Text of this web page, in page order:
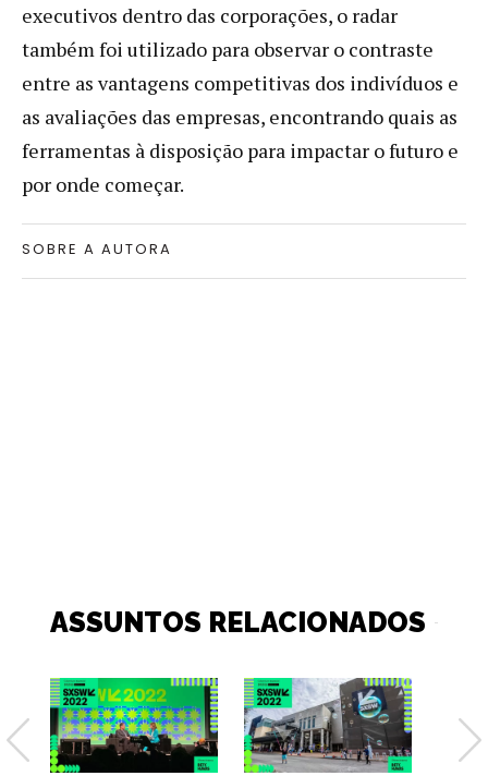
executivos dentro das corporações, o radar
também foi utilizado para observar o contraste
entre as vantagens competitivas dos indivíduos e
as avaliações das empresas, encontrando quais as
ferramentas à disposição para impactar o futuro e
por onde começar.
SOBRE A AUTORA
ASSUNTOS RELACIONADOS